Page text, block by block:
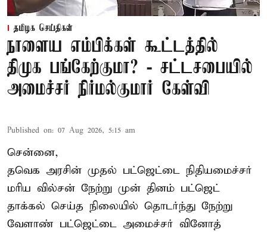
தமிழக செய்திகள்
நாளைய எம்பிக்கள் கூட்டத்தில்
திமுக பங்கேற்குமா? - சட்டசபையில்
அமைச்சர் நிர்மல்குமார் கேள்வி
Published on: 07 Aug 2026, 5:15 am
சென்னை,
தவெக அரசின் முதல் பட்ஜெட்டை நிதியமைச்சர்
மரிய வில்சன் நேற்று முன் தினம் பட்ஜெட்
தாக்கல் செய்த நிலையில் தொடர்ந்து நேற்று
வேளாண் பட்ஜெட்டை அமைச்சர் வினோத்